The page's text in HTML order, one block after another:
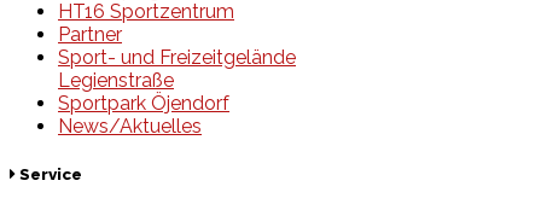
HT16 Sportzentrum
Partner
Sport- und Freizeitgelände
Legienstraße
Sportpark Öjendorf
News/Aktuelles
Service